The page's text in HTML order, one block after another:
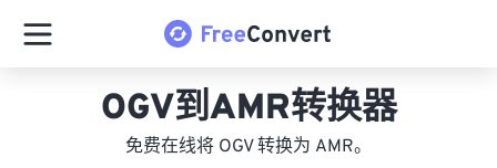
OGV到AMR转换器
免费在线将 OGV 转换为 AMR。